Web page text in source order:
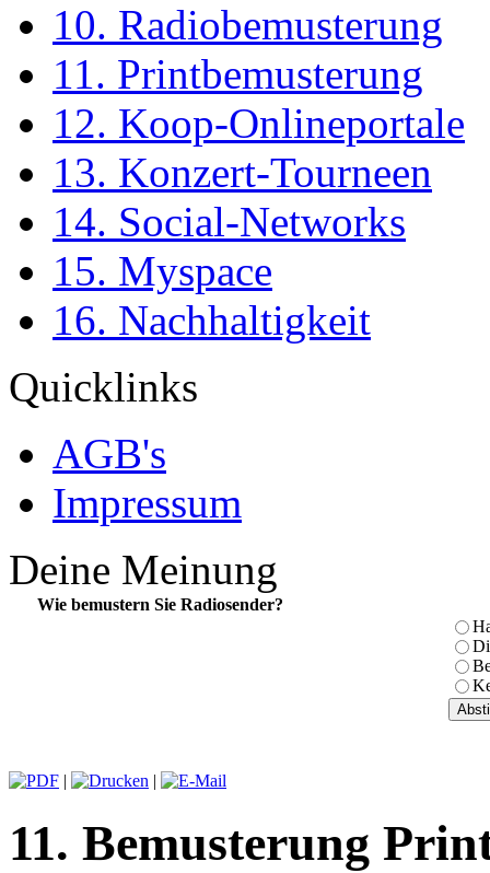
10. Radiobemusterung
11. Printbemusterung
12. Koop-Onlineportale
13. Konzert-Tourneen
14. Social-Networks
15. Myspace
16. Nachhaltigkeit
Quicklinks
AGB's
Impressum
Deine Meinung
Wie bemustern Sie Radiosender?
| |
11. Bemusterung